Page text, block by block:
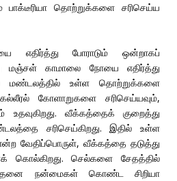
தொற்றுக்களை சரிசெய்ய
எதிர்த்து போராடும் ஒன்றாகப்
மஞ்சள் காமாலை நோயை எதிர்த்து
மண்டலத்தில் உள்ள தொற்றுக்களை
கல்லீரல் கோளாறுகளை சரிசெய்யவும்,
உதவுகிறது. வீக்கத்தைக் குறைத்து
சரிசெய்கிறது. இதில் உள்ள
வேதிப்பொருள், வீக்கத்தை தடுத்து
கொல்கிறது. செல்களை சேதத்தில்
நன்மைகள் கொண்ட சிறியா